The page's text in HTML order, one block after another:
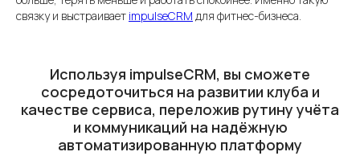
связку и выстраивает impulseCRM для фитнес-бизнеса.
Используя impulseCRM, вы сможете
сосредоточиться на развитии клуба и
качестве сервиса, переложив рутину учёта
и коммуникаций на надёжную
автоматизированную платформу